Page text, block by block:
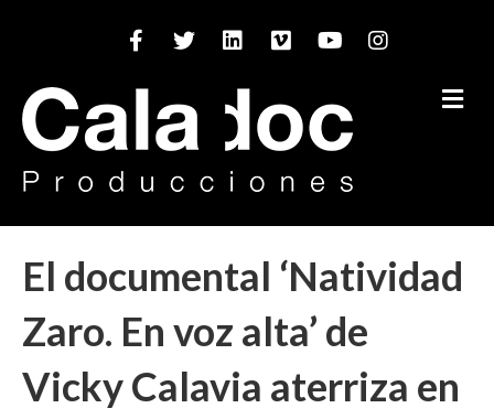
Facebook Twitter Linkedin Vimeo Youtube Instagram
El documental ‘Natividad
Zaro. En voz alta’ de
Vicky Calavia aterriza en